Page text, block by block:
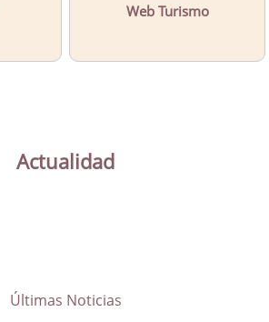
Web Turismo
Actualidad
Últimas Noticias